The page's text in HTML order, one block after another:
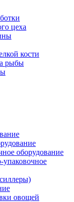
цеха
кости
рыбы
оборудование
упаковочное
овощей